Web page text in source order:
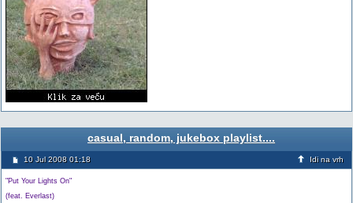
casual, random, jukebox playlist....
10 Jul 2008 01:18 Idi na vrh
"Put Your Lights On"
(feat. Everlast)